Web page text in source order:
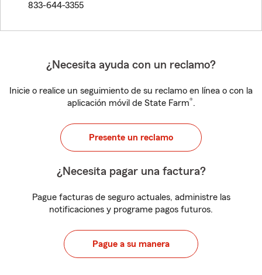
833-644-3355
¿Necesita ayuda con un reclamo?
Inicie o realice un seguimiento de su reclamo en línea o con la
aplicación móvil de State Farm®.
Presente un reclamo
¿Necesita pagar una factura?
Pague facturas de seguro actuales, administre las
notificaciones y programe pagos futuros.
Pague a su manera